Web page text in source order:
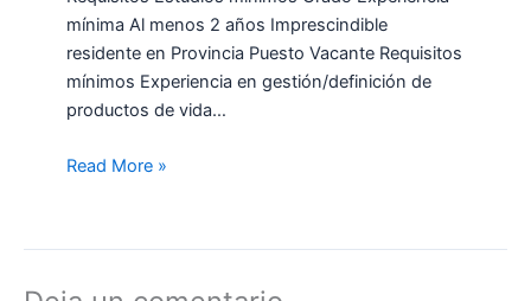
mínima Al menos 2 años Imprescindible
residente en Provincia Puesto Vacante Requisitos
mínimos Experiencia en gestión/definición de
productos de vida…
Read More »